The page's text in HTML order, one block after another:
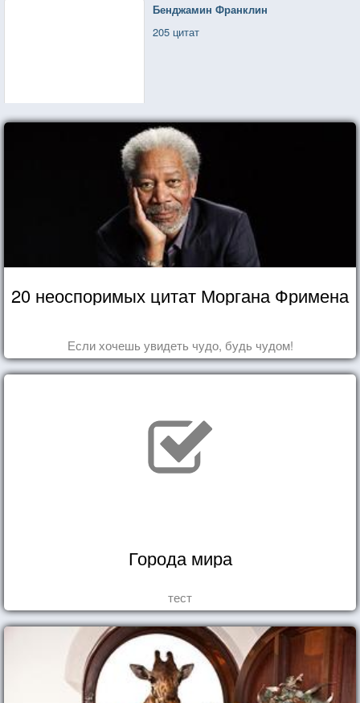
Бенджамин Франклин
205 цитат
20 неоспоримых цитат Моргана Фримена
Если хочешь увидеть чудо, будь чудом!
Города мира
тест